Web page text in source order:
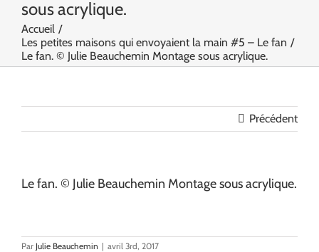
sous acrylique.
Accueil
Les petites maisons qui envoyaient la main #5 – Le fan
Le fan. © Julie Beauchemin Montage sous acrylique.
Précédent
Le fan. © Julie Beauchemin Montage sous acrylique.
Par Julie Beauchemin | avril 3rd, 2017